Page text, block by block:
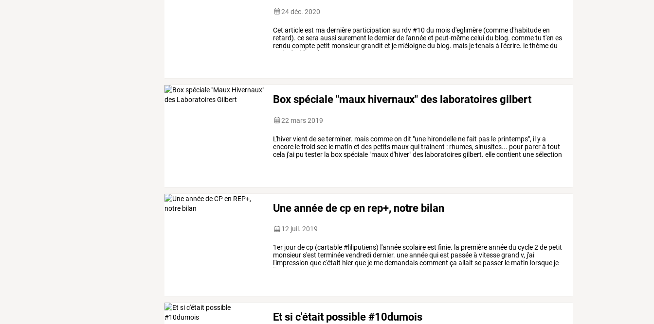
24 déc. 2020
Cet articleest ma dernière participation au rdv#10 du moisd'eglimère (commed'habitudeen
retard). cesera aussisurement ledernierde l'annéeet peut-mêmeceluidu blog. commetu t'en es
rendu compte petit monsieurgrandit et je m'éloignedu blog. mais jetenaisà l'écrire. lethèmedu
mois
de décembre
Box spéciale "maux hivernaux" des laboratoires gilbert
22 mars 2019
L'hivervient deseterminer. maiscommeon dit "une hirondelle nefait pas le printemps", il ya
encore lefroid sec le matin et des petits mauxquitrainent : rhumes, sinusites... pour parerà tout
cela j'ai pu tester la boxspéciale "mauxd'hiver"des laboratoiresgilbert. ellecontient unesélection
Une année de cp en rep+, notre bilan
12 juil. 2019
1er jourdecp (cartable#liliputiens) l'annéescolaireest finie. la premièreannéedu cycle2de petit
monsieurs'est terminéevendredidernier. uneannéequiest passéeà vitessegrand v, j'ai
l'impression quec'était hierque je medemandaiscomment ça allait se passer le matin lorsque je
l'y
déposerai.
Et si c'était possible #10dumois